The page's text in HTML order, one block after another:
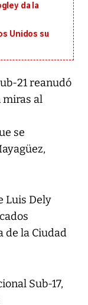
da la
Unidos su
21 reanudó
miras al
se
Luis Dely
de la Ciudad
Sub-17,